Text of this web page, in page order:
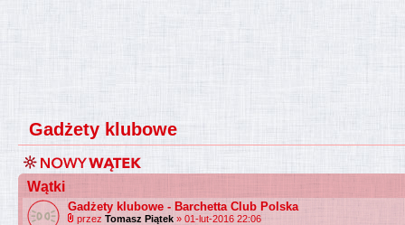
Gadżety klubowe
Wątki
Gadżety klubowe - Barchetta Club Polska
przez Tomasz Piątek » 01-lut-2016 22:06